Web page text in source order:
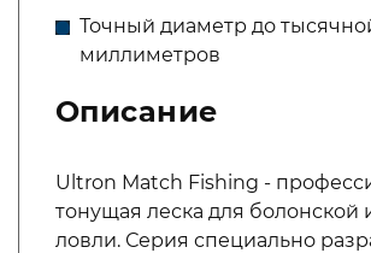
Точный диаметр до
миллиметров
Описание
Ultron Match Fishing -
тонущая леска для болонской
ловли. Серия специально